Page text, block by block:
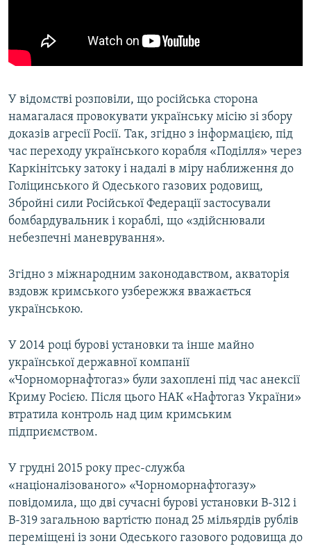
У відомстві розповіли, що російська сторона
намагалася провокувати українську місію зі збору
доказів агресії Росії. Так, згідно з інформацією, під
час переходу українського корабля «Поділля» через
Каркінітську затоку і надалі в міру наближення до
Голіцинського й Одеського газових родовищ,
Збройні сили Російської Федерації застосували
бомбардувальник і кораблі, що «здійснювали
небезпечні маневрування».
Згідно з міжнародним законодавством, акваторія
вздовж кримського узбережжя вважається
українською.
У 2014 році бурові установки та інше майно
української державної компанії
«Чорноморнафтогаз» були захоплені під час анексії
Криму Росією. Після цього НАК «Нафтогаз України»
втратила контроль над цим кримським
підприємством.
У грудні 2015 року прес-служба
«націоналізованого» «Чорноморнафтогазу»
повідомила, що дві сучасні бурові установки В-312 і
В-319 загальною вартістю понад 25 мільярдів рублів
переміщені із зони Одеського газового родовища до